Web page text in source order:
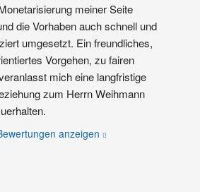
meiner Seite
die Vorhaben auch schnell und
umgesetzt. Ein freundliches,
Vorgehen, zu fairen
mich eine langfristige
zum Herrn Weihmann
anzeigen